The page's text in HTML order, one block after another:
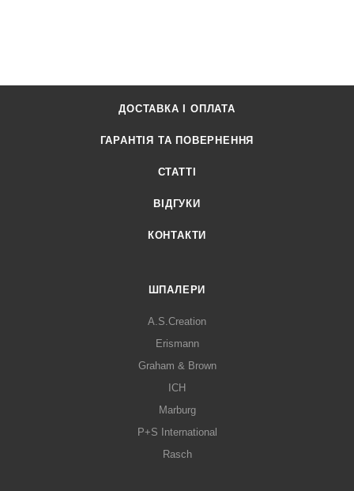
ДОСТАВКА І ОПЛАТА
ГАРАНТІЯ ТА ПОВЕРНЕННЯ
СТАТТІ
ВІДГУКИ
КОНТАКТИ
ШПАЛЕРИ
A.S.Creation
Erismann
Graham & Brown
ICH
Marburg
P+S International
Rasch